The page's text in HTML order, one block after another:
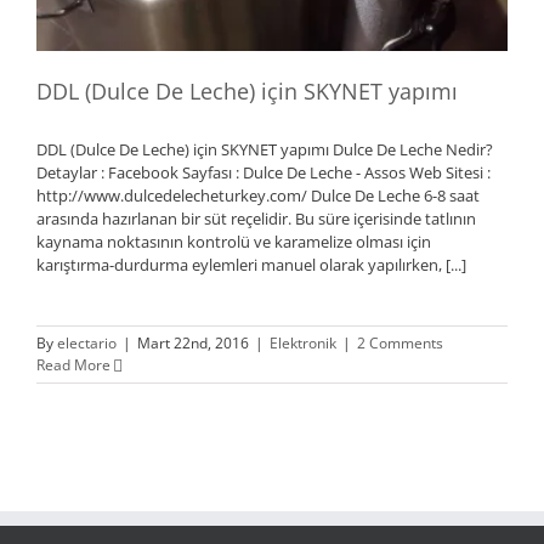
DDL (Dulce De Leche) için SKYNET yapımı
DDL (Dulce De Leche) için SKYNET yapımı Dulce De Leche Nedir?
Detaylar : Facebook Sayfası : Dulce De Leche - Assos Web Sitesi :
http://www.dulcedelecheturkey.com/ Dulce De Leche 6-8 saat
arasında hazırlanan bir süt reçelidir. Bu süre içerisinde tatlının
kaynama noktasının kontrolü ve karamelize olması için
karıştırma-durdurma eylemleri manuel olarak yapılırken, [...]
Byelectario | Mart 22nd, 2016 | Elektronik | 2 Comments
Read More